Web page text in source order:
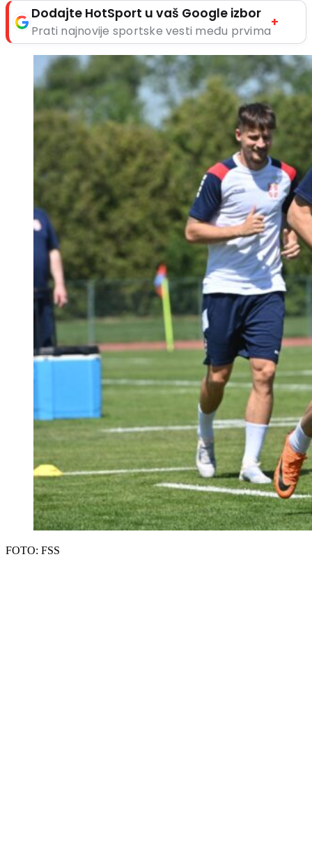
Dodajte HotSport u vaš Google izbor
Prati najnovije sportske vesti među prvima
+
FOTO: FSS